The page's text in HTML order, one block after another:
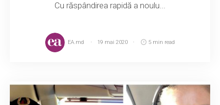
Cu răspândirea rapidă a noulu...
EA.md 19 mai 2020 5 min read